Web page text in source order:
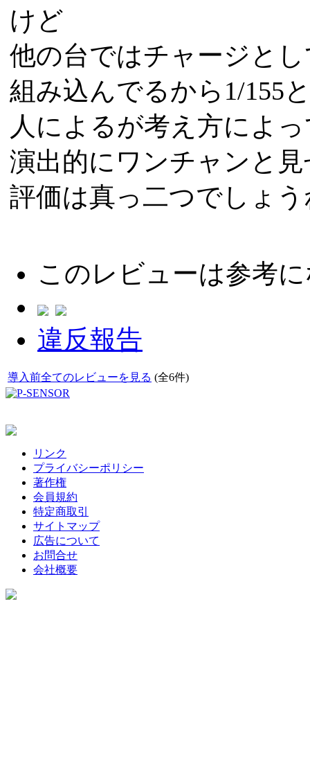
けど
他の台ではチャージと
組み込んでるから1/155
人によるが考え方によ
演出的にワンチャンと
評価は真っ二つでしょう
このレビューは参考
違反報告
導入前全てのレビューを見る (全6件)
リンク
プライバシーポリシー
著作権
会員規約
特定商取引
サイトマップ
広告について
お問合せ
会社概要